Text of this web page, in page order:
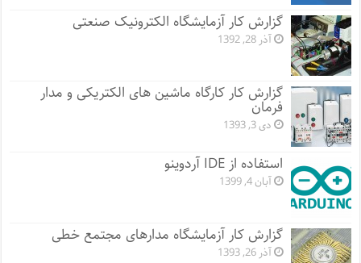
گزارش کار آزمایشگاه الکترونیک صنعتی
آذر 28, 1392
گزارش کار کارگاه ماشین های الکتریکی و مدار
فرمان
دی 3, 1393
استفاده از IDE آردوینو
آبان 4, 1399
گزارش کار آزمایشگاه مدارهای مجتمع خطی
آذر 26, 1393